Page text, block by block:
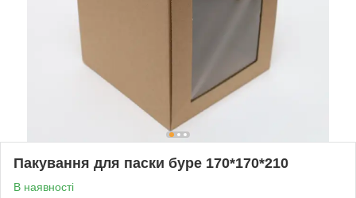
Пакування для паски буре 170*170*210
В наявності